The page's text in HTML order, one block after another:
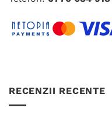
RECENZII RECENTE